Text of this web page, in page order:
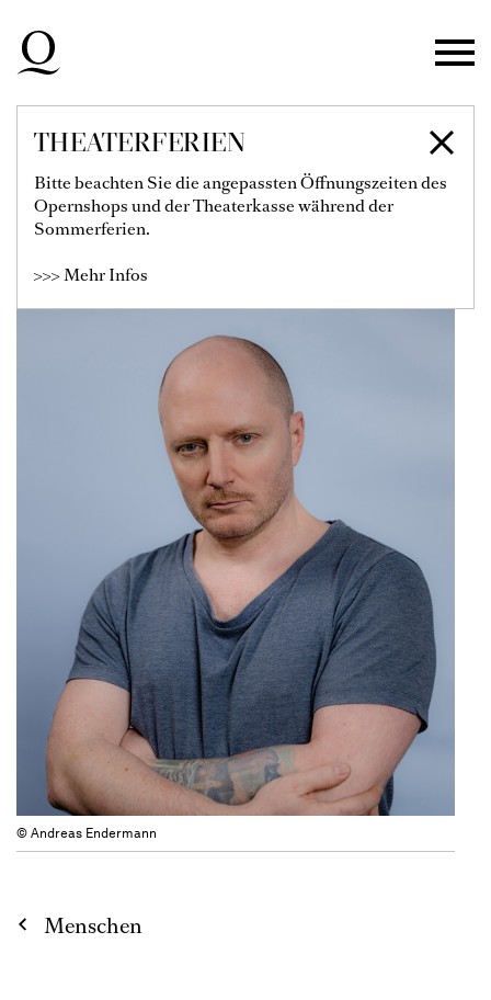
Zur Hauptnavigation springen
Zum Hauptinhalt springen
Zum Footer springen
THEATERFERIEN
Bitte beachten Sie die angepassten Öffnungszeiten des
Opernshops und der Theaterkasse während der
Sommerferien.
>>> Mehr Infos
CORNEL FREY
© Andreas Endermann
Menschen